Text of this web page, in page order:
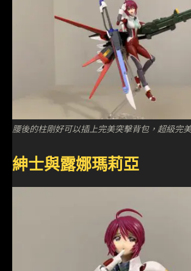
腰後的柱剛好可以插上完美突擊背包，超級完
紳士與露娜瑪莉亞